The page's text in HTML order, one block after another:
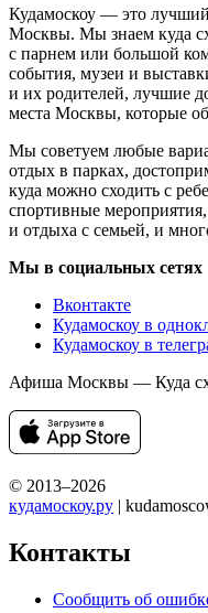
Кудамоскоу — это
Москвы. Мы знаем куда
с парнем или большой
события, музеи и
и их родителей, лучшие
места Москвы, которые
Мы советуем любые
отдых в парках,
куда можно сходить с
спортивные
и отдыха с семьей, и
Мы в социальных сетях
Вконтакте
Кудамоскоу в
Кудамоскоу в
Афиша Москвы — Куда
© 2013–2026
кудамоскоу.ру |
Контакты
Сообщить об